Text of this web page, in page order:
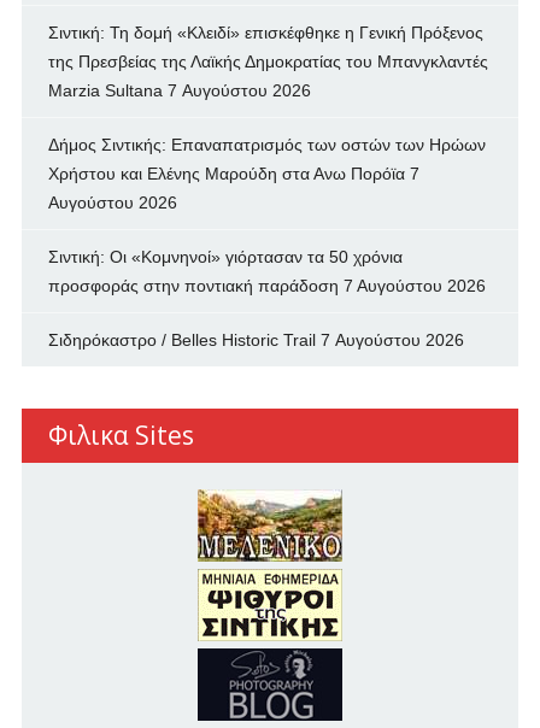
Σιντική: Τη δομή «Κλειδί» επισκέφθηκε η Γενική Πρόξενος
της Πρεσβείας της Λαϊκής Δημοκρατίας του Μπανγκλαντές
Marzia Sultana 7 Αυγούστου 2026
Δήμος Σιντικής: Επαναπατρισμός των oστών των Ηρώων
Χρήστου και Ελένης Μαρούδη στα Ανω Πορόϊα 7
Αυγούστου 2026
Σιντική: Οι «Κομνηνοί» γιόρτασαν τα 50 χρόνια
προσφοράς στην ποντιακή παράδοση 7 Αυγούστου 2026
Σιδηρόκαστρο / Belles Historic Trail 7 Αυγούστου 2026
Φιλικα Sites